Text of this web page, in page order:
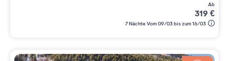
ab
319 €
7 Nächte Vom 09/03 bis zum 16/03